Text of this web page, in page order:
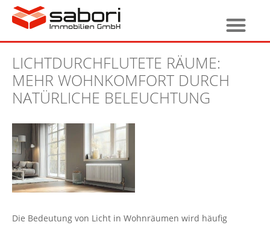
LICHTDURCHFLUTETE RÄUME:
MEHR WOHNKOMFORT DURCH
NATÜRLICHE BELEUCHTUNG
Die Bedeutung von Licht in Wohnräumen wird häufig